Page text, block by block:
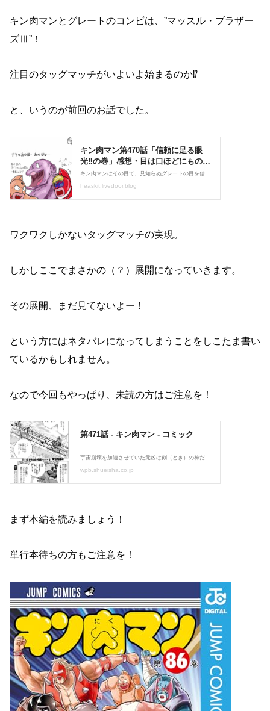
キン肉マンとグレートのコンビは、”マッスル・ブラザー
ズⅢ”！
注目のタッグマッチがいよいよ始まるのか⁉︎
と、いうのが前回のお話でした。
ワクワクしかないタッグマッチの実現。
しかしここでまさかの（？）展開になっていきます。
その展開、まだ見てないよー！
という方にはネタバレになってしまうことをしこたま書い
ているかもしれません。
なので今回もやっぱり、未読の方はご注意を！
まず本編を読みましょう！
単行本待ちの方もご注意を！